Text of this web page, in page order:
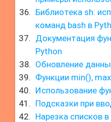
Библиотека sh:
команд bash в
Документация
Python
Обновление
Функции min(),
Использование
Подсказки при
Нарезка списков